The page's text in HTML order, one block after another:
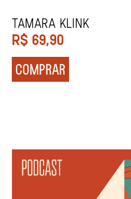
REGINALDO PRANDI
R$ 79,90
COMPRAR